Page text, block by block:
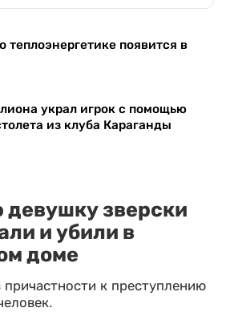
теплоэнергетике появится в
украл игрок с помощью
из клуба Караганды
зверски
и убили в
доме
к преступлению